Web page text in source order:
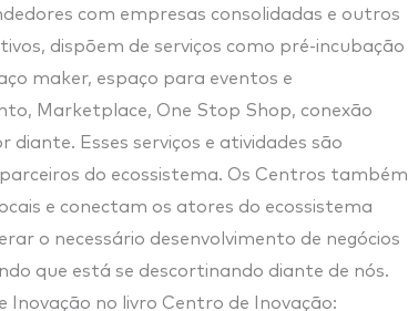
com empresas consolidadas e outros
dispõem de serviços como pré-incubação
maker, espaço para eventos e
Marketplace, One Stop Shop, conexão
Esses serviços e atividades são
do ecossistema. Os Centros também
e conectam os atores do ecossistema
o necessário desenvolvimento de negócios
que está se descortinando diante de nós.
Inovação no livro Centro de Inovação: